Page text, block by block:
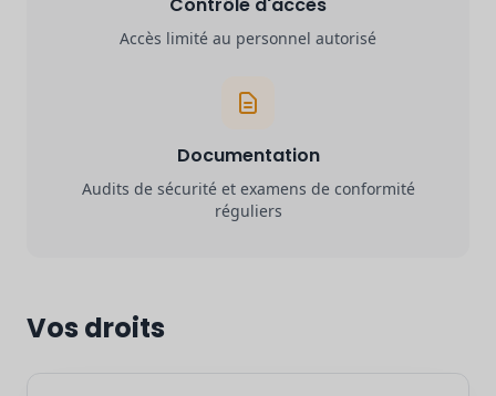
Accès limité au personnel autorisé
Documentation
Audits de sécurité et examens de conformité
réguliers
Vos droits